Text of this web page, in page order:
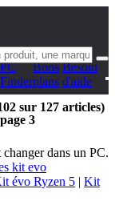
PC
Finder
Bons
plans
Besoin
d'aide
sur 127 articles)
3
changer dans un PC.
kit evo
évo Ryzen 5 | Kit